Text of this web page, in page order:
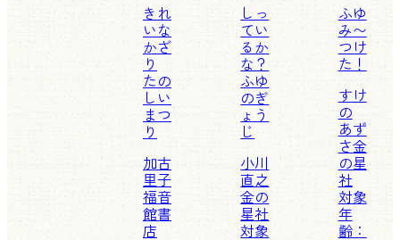
きれ
いな
かざ
り
たの
しい
まつ
り
加古
里子
福音
館書
店
しっ
てい
るか
な？
ふゆ
のぎ
ょう
じ
小川
直之
金の
星社
対象
ふゆ
み〜
つけ
た！
すけ
の
あず
さ金
の星
社
対象
年
齢：